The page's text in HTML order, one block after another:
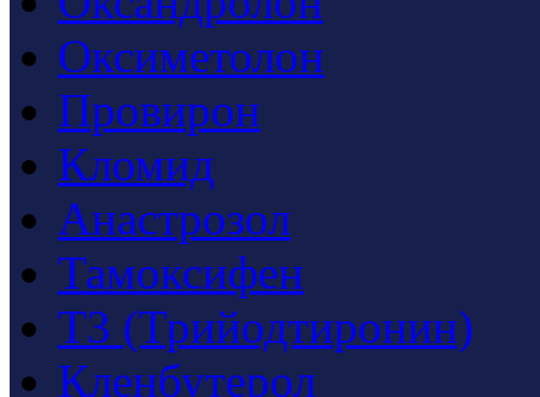
Оксиметолон
Провирон
Кломид
Анастрозол
Тамоксифен
T3 (Трийодтиронин)
Кленбутерол